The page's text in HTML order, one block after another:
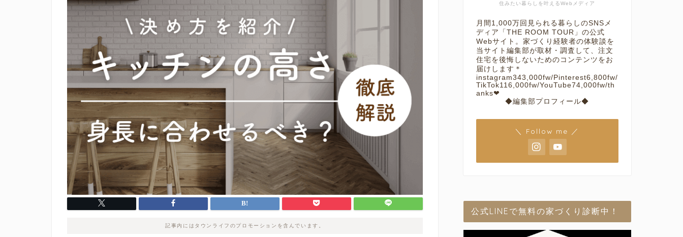
記事内にはタウンライフのプロモーションを含んでいます。
住みたい暮らしを叶えるWebメディア
月間1,000万回見られる暮らしのSNSメ
ディア「THE ROOM TOUR」の公式
Webサイト。家づくり経験者の体験談を
当サイト編集部が取材・調査して、注文
住宅を後悔しないためのコンテンツをお
届けします＊
instagram343,000fw/Pinterest6,800fw/
TikTok116,000fw/YouTube74,000fw/th
anks❤︎
◆編集部プロフィール◆
＼ Follow me ／
公式LINEで無料の家づくり診断中！